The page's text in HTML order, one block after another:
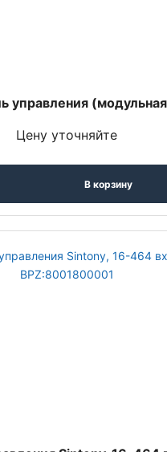
управления
Цену уточняйте
В корзину